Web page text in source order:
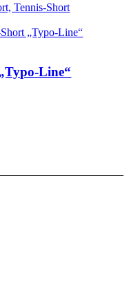
Line“